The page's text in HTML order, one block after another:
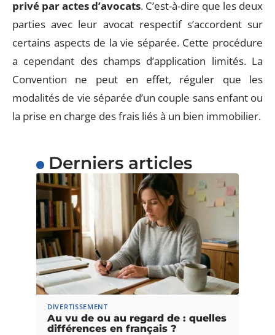
privé par actes d’avocats. C’est-à-dire que les deux
parties avec leur avocat respectif s’accordent sur
certains aspects de la vie séparée. Cette procédure
a cependant des champs d’application limités. La
Convention ne peut en effet, réguler que les
modalités de vie séparée d’un couple sans enfant ou
la prise en charge des frais liés à un bien immobilier.
Derniers articles
DIVERTISSEMENT
Au vu de ou au regard de : quelles
différences en français ?